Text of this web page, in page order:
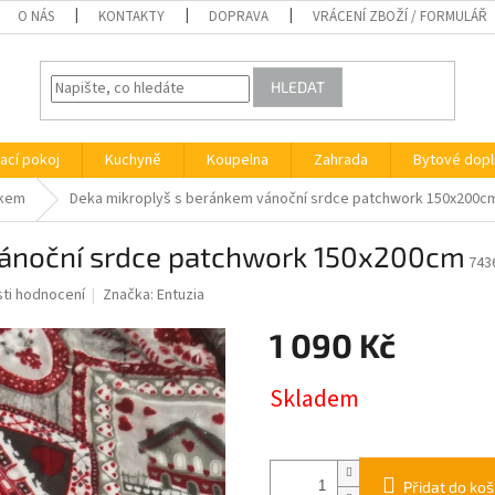
O NÁS KONTAKTY DOPRAVA VRÁCENÍ ZBOŽÍ / FORMULÁŘ
HLEDAT
pokoj Kuchyně Koupelna Zahrada Bytové
Deka mikroplyš s beránkem vánoční srdce patchwork
srdce patchwork 150x200cm
hodnocení Značka:Entuzia
1 090 Kč
cena:
Skladem
Přidat do